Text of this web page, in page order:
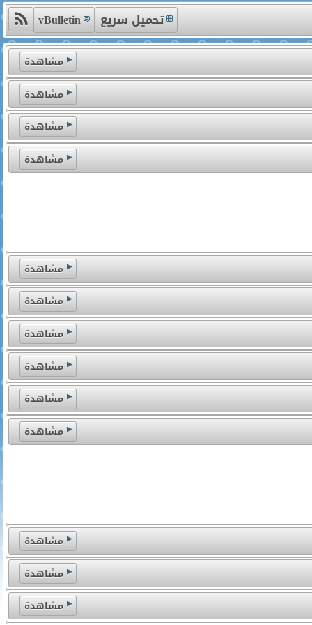
تحميل سريع vBulletin
مشاهدة
مشاهدة
مشاهدة
مشاهدة
مشاهدة
مشاهدة
مشاهدة
مشاهدة
مشاهدة
مشاهدة
مشاهدة
مشاهدة
مشاهدة